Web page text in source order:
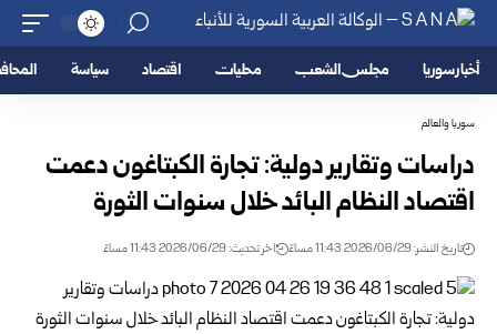
أخبار سوريا مجلس الشعب محليات اقتصاد سياسة
سوريا والعالم
دراسات وتقارير دولية: تجارة الكبتاغون دعمت
‏اقتصاد النظام البائد خلال سنوات الثورة
تاريخ النشر: 2026/06/29 11:43 مساءً اخر تحديث: 2026/06/29 11:43 مساءً